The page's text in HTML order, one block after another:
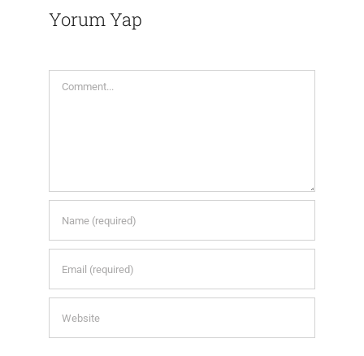
Yorum Yap
Comment